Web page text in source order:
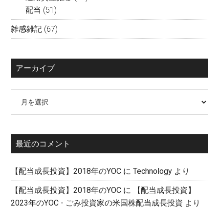
配当 (51)
雑感雑記 (67)
アーカイブ
イ
ブ最近のコメント
【配当成長投資】2018年のYOC にTechnology より
【配当成長投資】2018年のYOC に
【配当成長投資】
2023年のYOC - ごみ投資家の米国株配当成長投資 より